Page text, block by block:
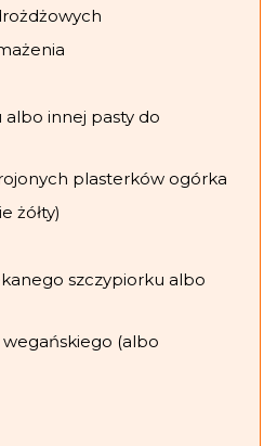
albo innej pasty do
plasterków ogórka
żółty)
szczypiorku albo
wegańskiego (albo